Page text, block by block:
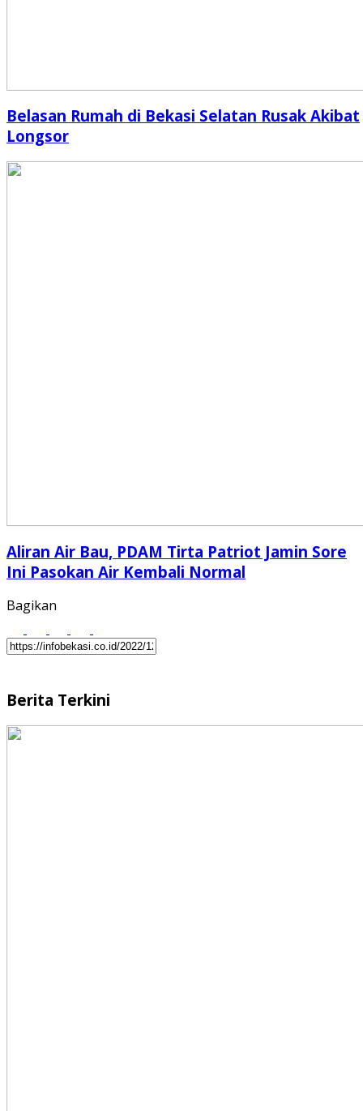
Belasan Rumah di Bekasi Selatan Rusak Akibat
Longsor
Aliran Air Bau, PDAM Tirta Patriot Jamin Sore
Ini Pasokan Air Kembali Normal
Bagikan
Berita Terkini